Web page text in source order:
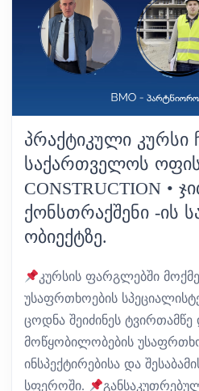
ᲞᲠᲐᲥᲢᲘᲙᲣᲚᲘ ᲙᲣᲠᲡᲘ
ᲡᲐᲥᲐᲠᲗᲕᲔᲚᲝᲡ
CONSTRUCTION •
ᲥᲝᲜᲡᲗᲠᲐᲥᲨᲔᲜᲘ -ᲘᲡ
ᲝᲑᲘᲔᲥᲢᲖᲔ.
კურსის ფარგლებში
უსაფრთხოების
ცოდნა შეიძინეს
მოწყობილობების
ინსპექტირებისა და
სფეროში.